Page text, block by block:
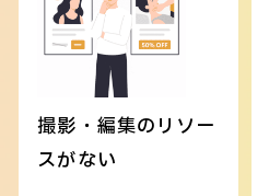
撮影・編集のリソー
スがない